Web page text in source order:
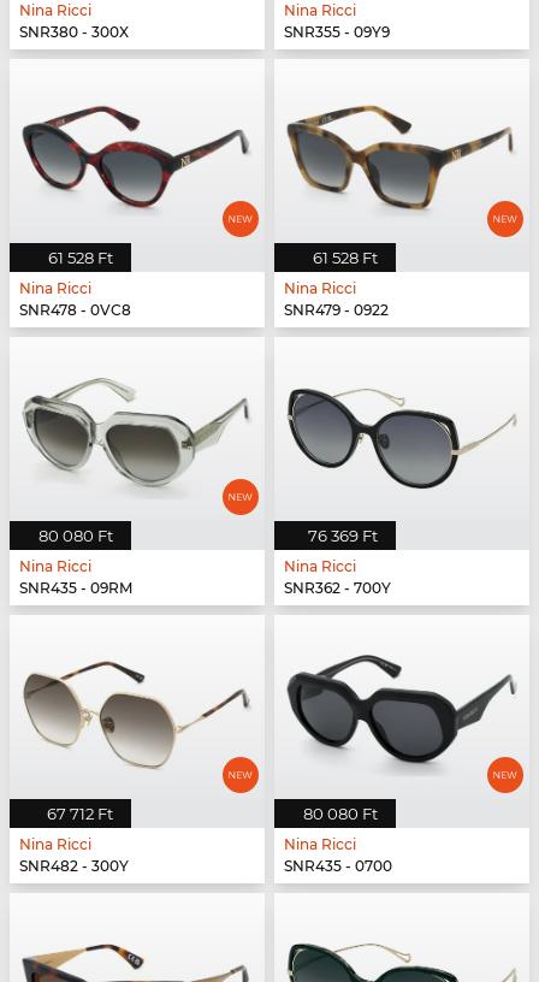
Nina Ricci
SNR380 - 300X
Nina Ricci
SNR355 - 09Y9
61 528 Ft
Nina Ricci
SNR478 - 0VC8
61 528 Ft
Nina Ricci
SNR479 - 0922
80 080 Ft
Nina Ricci
SNR435 - 09RM
76 369 Ft
Nina Ricci
SNR362 - 700Y
67 712 Ft
Nina Ricci
SNR482 - 300Y
80 080 Ft
Nina Ricci
SNR435 - 0700